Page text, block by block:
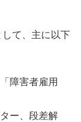
て、主に以下
障害者雇用
ー、段差解